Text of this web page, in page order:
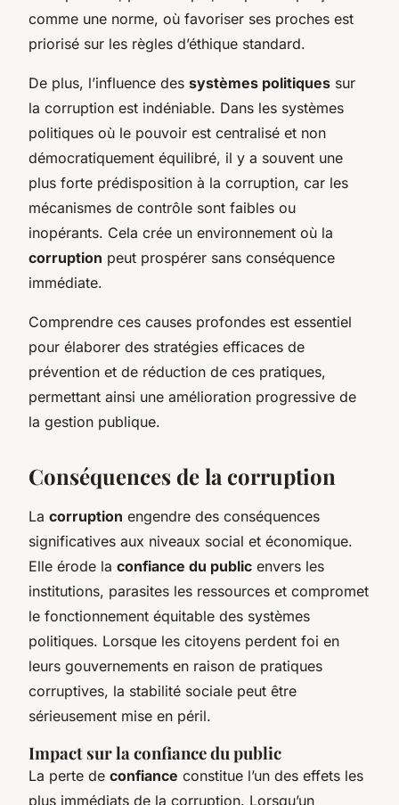
comme une norme, où favoriser ses proches est
priorisé sur les règles d’éthique standard.
De plus, l’influence des systèmes politiques sur
la corruption est indéniable. Dans les systèmes
politiques où le pouvoir est centralisé et non
démocratiquement équilibré, il y a souvent une
plus forte prédisposition à la corruption, car les
mécanismes de contrôle sont faibles ou
inopérants. Cela crée un environnement où la
corruption peut prospérer sans conséquence
immédiate.
Comprendre ces causes profondes est essentiel
pour élaborer des stratégies efficaces de
prévention et de réduction de ces pratiques,
permettant ainsi une amélioration progressive de
la gestion publique.
Conséquences de la corruption
La corruption engendre des conséquences
significatives aux niveaux social et économique.
Elle érode la confiance du public envers les
institutions, parasites les ressources et compromet
le fonctionnement équitable des systèmes
politiques. Lorsque les citoyens perdent foi en
leurs gouvernements en raison de pratiques
corruptives, la stabilité sociale peut être
sérieusement mise en péril.
Impact sur la confiance du public
La perte de confiance constitue l’un des effets les
plus immédiats de la corruption. Lorsqu’un